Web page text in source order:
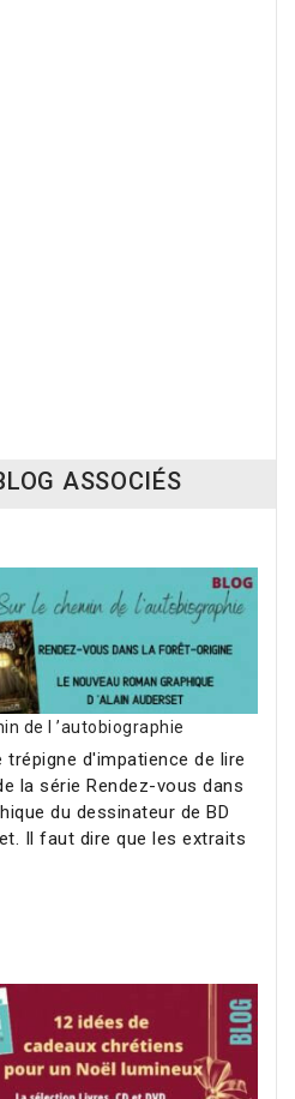
ASSOCIÉS
de l ’autobiographie
d'impatience de lire
la série Rendez-vous dans
du dessinateur de BD
Il faut dire que les extraits